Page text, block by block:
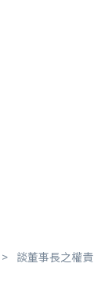
> 談董事長之權責